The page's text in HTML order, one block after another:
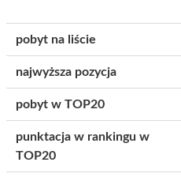
pobyt na liście
najwyższa pozycja
pobyt w TOP20
punktacja w rankingu w
TOP20